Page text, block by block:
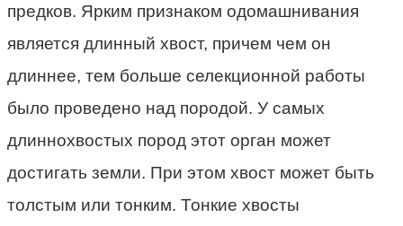
предков. Ярким признаком одомашнивания
является длинный хвост, причем чем он
длиннее, тем больше селекционной работы
было проведено над породой. У самых
длиннохвостых пород этот орган может
достигать земли. При этом хвост может быть
толстым или тонким. Тонкие хвосты